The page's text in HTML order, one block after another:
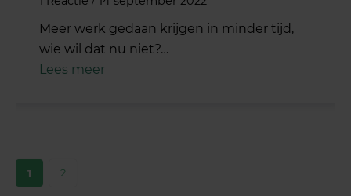
Meer werk gedaan krijgen in minder tijd,
wie wil dat nu niet?…
Lees meer
1 2